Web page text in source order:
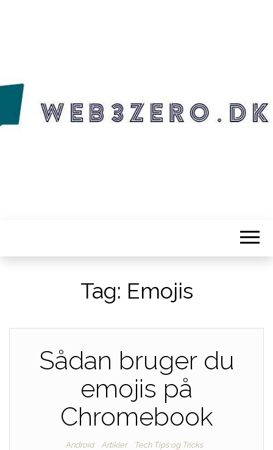
WEB3ZERO.DK
Web3zero.dk
Tag: Emojis
Sådan bruger du
emojis på
Chromebook
Android Artikler Tech Tips og Tricks